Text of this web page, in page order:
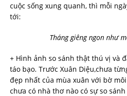
cuộc sống xung quanh, thì mỗi
tới:
Thánggiêng ngon như
+ Hình ảnh so sánh thật thú vị và
táo bạo. Trước Xuân Diệu,chưa
đẹp nhất của mùa xuân với bờ
chưa có nhà thơ nào có sự so